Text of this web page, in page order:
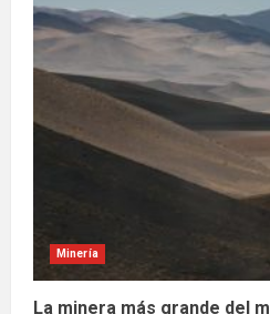
Minería
La minera más grande del